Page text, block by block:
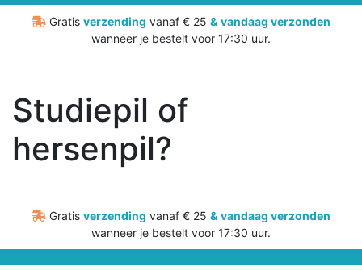
Gratis verzending vanaf € 25 & vandaag verzonden
wanneer je bestelt voor 17:30 uur.
Studiepil of
hersenpil?
Gratis verzending vanaf € 25 & vandaag verzonden
wanneer je bestelt voor 17:30 uur.